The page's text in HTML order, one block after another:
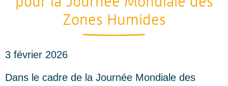
Zones Humides
3 février 2026
Dans le cadre de la Journée Mondiale des